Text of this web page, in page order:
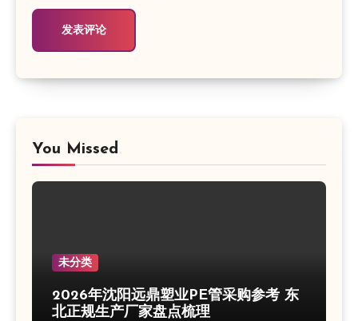
You Missed
未分类
2026年沈阳远鼎塑业PE管采购参考 东
北正规生产厂家盘点梳理